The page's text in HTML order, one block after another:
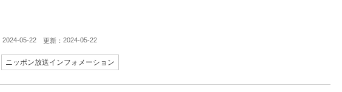
2024-05-22 更新： 2024-05-22
ニッポン放送インフォメーション